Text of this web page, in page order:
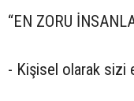
“EN ZORU
- Kişisel olarak sizi